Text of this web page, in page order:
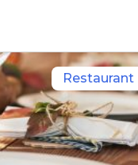
Restaurant